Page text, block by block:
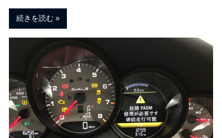
続きを読む